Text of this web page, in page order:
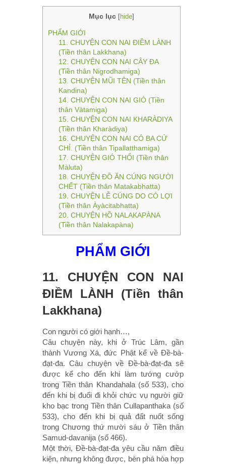
Mục lục [hide]
PHẨM GIỚI
11. CHUYỆN CON NAI ÐIỀM LÀNH
(Tiền thân Lakkhana)
12. CHUYỆN CON NAI CÂY ÐA
(Tiền thân Nigrodhamiga)
13. CHUYỆN MŨI TÊN (Tiền thân
Kandina)
14. CHUYỆN CON NAI GIÓ (Tiền
thân Vàtamiga)
15. CHUYỆN CON NAI KHARÀDIYA
(Tiền thân Kharàdiya)
16. CHUYỆN CON NAI CÓ BA CỬ
CHỈ. (Tiền thân Tipallatthamiga)
17. CHUYỆN GIÓ THỔI (Tiền thân
Màluta)
18. CHUYỆN ÐỒ ĂN CÚNG NGƯỜI
CHẾT (Tiền thân Matakabhatta)
19. CHUYỆN LỄ CÚNG DO CÓ LỢI
(Tiền thân Àyàcitabhatta)
20. CHUYỆN HỒ NALAKAPÀNA
(Tiền thân Nalakapàna)
PHẨM GIỚI
11. CHUYỆN CON NAI
ÐIỀM LÀNH (Tiền thân
Lakkhana)
Con người có giới hạnh…,
Câu chuyện này, khi ở Trúc Lâm, gần
thành Vương Xá, đức Phật kể về Ðề-bà-
đạt-đa. Câu chuyện về Ðề-bà-đạt-đa sẽ
được kể cho đến khi làm tướng cướp
trong Tiền thân Khandahala (số 533), cho
đến khi bị đuổi đi khỏi chức vụ người giữ
kho bạc trong Tiền thân Cullapanthaka (số
533), cho đến khi bị quả đất nuốt sống
trong Chương thứ mười sáu ở Tiền thân
Samud-davanija (số 466).
Một thời, Ðề-bà-đạt-đa yêu cầu năm điều
kiện, nhưng không được, bèn phá hòa hợp